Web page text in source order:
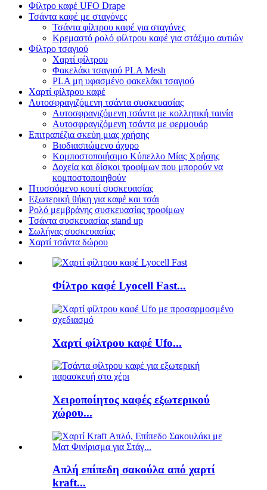
Φίλτρο καφέ UFO Drape
Τσάντα καφέ με σταγόνες
Τσάντα φίλτρου καφέ για σταγόνες
Κρεμαστό ρολό φίλτρου καφέ για στάξιμο αυτιών
Φίλτρο τσαγιού
Χαρτί φίλτρου
Φακελάκι τσαγιού PLA Mesh
PLA μη υφασμένο φακελάκι τσαγιού
Χαρτί φίλτρου καφέ
Αυτοσφραγιζόμενη τσάντα συσκευασίας
Αυτοσφραγιζόμενη τσάντα με κολλητική ταινία
Αυτοσφραγιζόμενη τσάντα με φερμουάρ
Επιτραπέζια σκεύη μιας χρήσης
Βιοδιασπώμενο άχυρο
Κομποστοποιήσιμο Κύπελλο Μίας Χρήσης
Δοχεία και δίσκοι τροφίμων που μπορούν να
κομποστοποιηθούν
Πτυσσόμενο κουτί συσκευασίας
Εξωτερική θήκη για καφέ και τσάι
Ρολό μεμβράνης συσκευασίας τροφίμων
Τσάντα συσκευασίας stand up
Σωλήνας συσκευασίας
Χαρτί τσάντα δώρου
Φίλτρο καφέ Lyocell Fast...
Χαρτί φίλτρου καφέ Ufo...
Χειροποίητος καφές εξωτερικού
χώρου...
Απλή επίπεδη σακούλα από χαρτί
kraft...